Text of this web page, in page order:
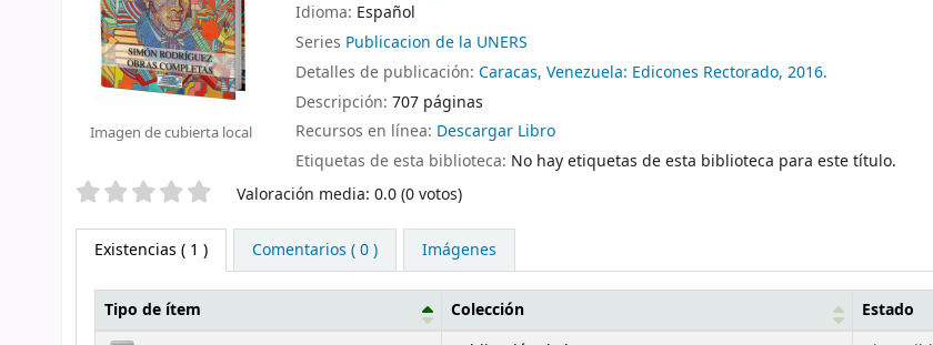
Imagen de cubierta local
Idioma: Español
Series Publicacion de la UNERS
Detalles de publicación:Caracas, Venezuela: Edicones Rectorado, 2016.
Descripción:707 páginas
Recursos en línea: Descargar Libro
Etiquetas de esta biblioteca: No hay etiquetas de esta biblioteca para este título.
Valoración Valoración media: 0.0 (0 votos)
Existencias ( 1 ) Comentarios ( 0 ) Imágenes
Tipo de ítem Colección
Estado